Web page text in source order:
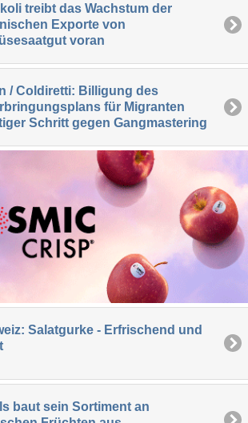
treibt das Wachstum der
Exporte von
voran
/ Coldiretti: Billigung des
für Migranten
Schritt gegen Gangmastering
Salatgurke - Erfrischend und
baut sein Sortiment an